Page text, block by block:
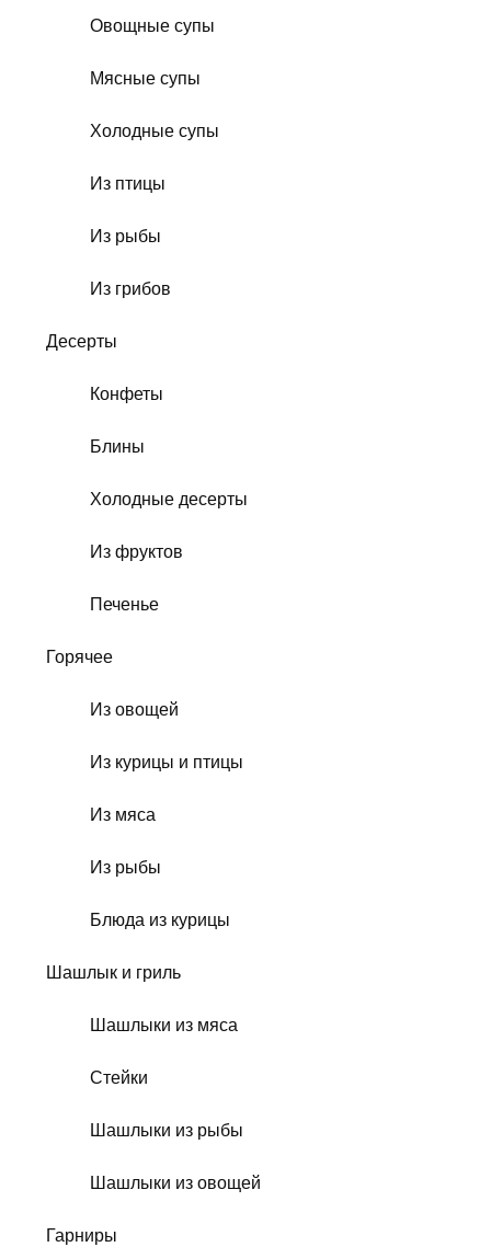
Овощные супы
Мясные супы
Холодные супы
Из птицы
Из рыбы
Из грибов
Десерты
Конфеты
Блины
Холодные десерты
Из фруктов
Печенье
Горячее
Из овощей
Из курицы и птицы
Из мяса
Из рыбы
Блюда из курицы
Шашлык и гриль
Шашлыки из мяса
Стейки
Шашлыки из рыбы
Шашлыки из овощей
Гарниры